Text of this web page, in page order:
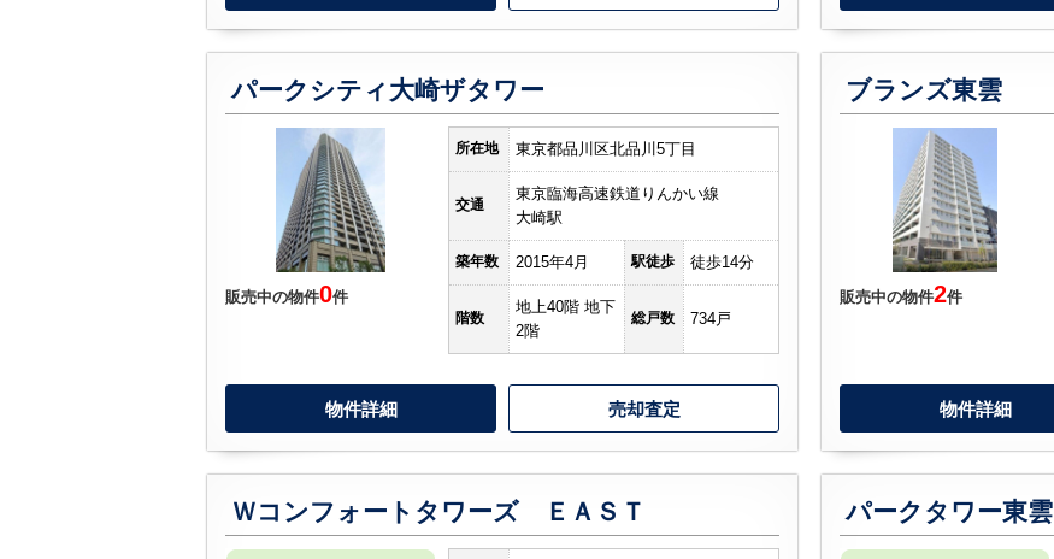
パークシティ大崎ザタワー
販売中の物件0件
所在地 東京都品川区北品川5丁目
交通
東京臨海高速鉄道りんかい線
大崎駅
築年数 2015年4月 駅徒歩 徒歩14分
階数
地上40階 地下
2階
総戸数 734戸
物件詳細 売却査定
ブランズ東雲
販売中の物件2件
物件詳細
Ｗコンフォートタワーズ ＥＡＳＴ パークタワー東雲